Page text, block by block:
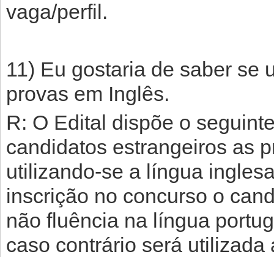
vaga/perfil.
11) Eu gostaria de saber se
provas em Inglês.
R: O Edital dispõe o
candidatos estrangeiros as
utilizando-se a língua
inscrição no concurso o
não fluência na língua
caso contrário será